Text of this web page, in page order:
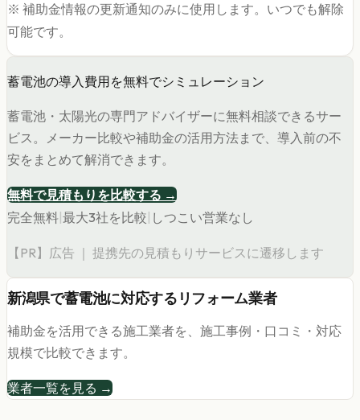
※ 補助金情報の更新通知のみに使用します。いつでも解除
可能です。
蓄電池の導入費用を無料でシミュレーション
蓄電池・太陽光の専門アドバイザーに無料相談できるサー
ビス。メーカー比較や補助金の活用方法まで、導入前の不
安をまとめて解消できます。
無料で見積もりを比較する →
完全無料 最大3社を比較 しつこい営業なし
【PR】広告 ｜ 提携先の見積もりサービスに遷移します
新潟県で蓄電池に対応するリフォーム業者
補助金を活用できる施工業者を、施工事例・口コミ・対応
規模で比較できます。
業者一覧を見る →